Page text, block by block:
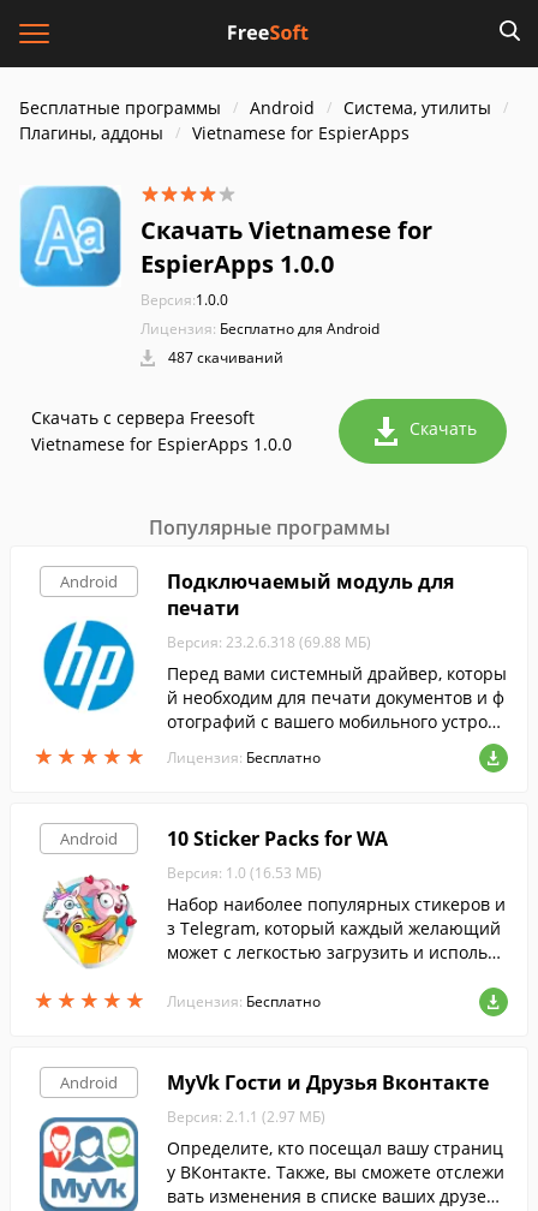
Бесплатные программы Android
Система, утилиты
Плагины, аддоны
Vietnamese for EspierApps
Скачать Vietnamese for
EspierApps 1.0.0
Версия:1.0.0
Лицензия: Бесплатно для Android
487 скачиваний
Скачать с сервера Freesoft
Vietnamese for EspierApps 1.0.0
Скачать
Популярные программы
Android
★ ★ ★ ★ ★
★ ★ ★ ★ ★
Подключаемый модуль для
печати
Версия: 23.2.6.318 (69.88 МБ)
Перед вами системный драйвер, которы
й необходим для печати документов и ф
отографий с вашего мобильного устройс
Лицензия: Бесплатно
Android
★ ★ ★ ★ ★
★ ★ ★ ★ ★
10 Sticker Packs for WA
Версия: 1.0 (16.53 МБ)
Набор наиболее популярных стикеров и
з Telegram, который каждый желающий
может с легкостью загрузить и использо
Лицензия: Бесплатно
Android MyVk Гости и Друзья Вконтакте
Версия: 2.1.1 (2.97 МБ)
Определите, кто посещал вашу страниц
у ВКонтакте. Также, вы сможете отслежи
вать изменения в списке ваших друзей,